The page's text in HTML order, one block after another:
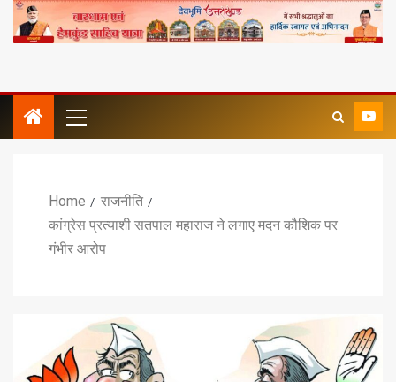
Home
राजनीति
कांग्रेस प्रत्याशी सतपाल महाराज ने लगाए मदन कौशिक पर
गंभीर आरोप